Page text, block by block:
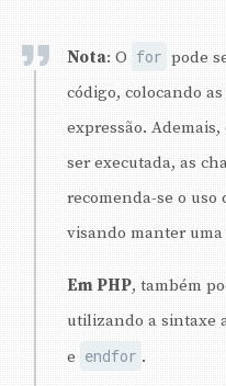
Nota: O for pode
código, colocando
expressão.
ser executada, as
recomenda-se o uso
visando manter
Em PHP, também
utilizando a sintaxe
e endfor .